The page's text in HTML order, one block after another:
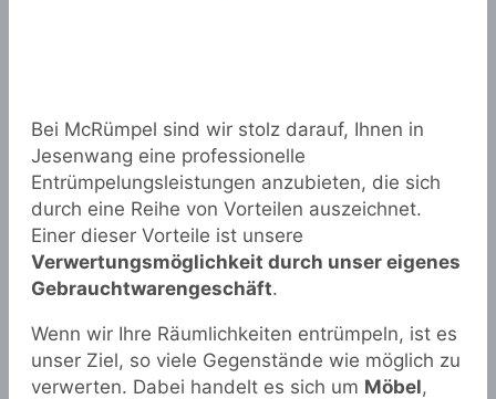
Bei McRümpel sind wir stolz darauf, Ihnen in
Jesenwang eine professionelle
Entrümpelungsleistungen anzubieten, die sich
durch eine Reihe von Vorteilen auszeichnet.
Einer dieser Vorteile ist unsere
Verwertungsmöglichkeit durch unser eigenes
Gebrauchtwarengeschäft.
Wenn wir Ihre Räumlichkeiten entrümpeln, ist es
unser Ziel, so viele Gegenstände wie möglich zu
verwerten. Dabei handelt es sich um Möbel,